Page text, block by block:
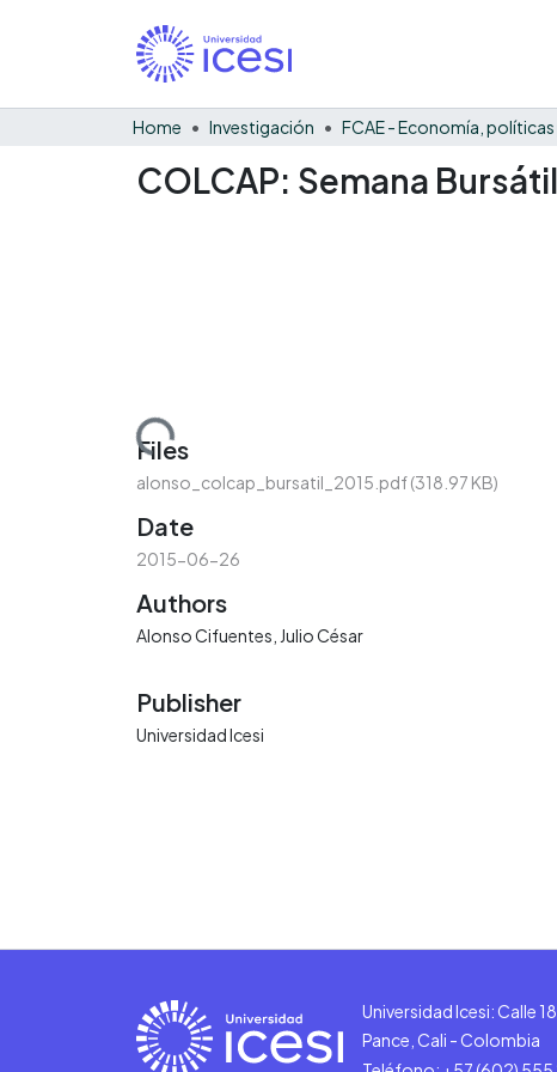
Home Investigación
COLCAP: Semana
Loading...
Files
alonso_colcap_bursatil_2015.pdf(318.97 KB)
Date
2015-06-26
Authors
Alonso Cifuentes, Julio César
Publisher
Universidad Icesi
Universidad Icesi: Calle
Pance, Cali - Colombia